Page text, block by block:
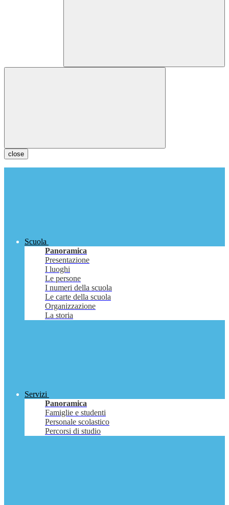
close
Scuola
Panoramica
Presentazione
I luoghi
Le persone
I numeri della scuola
Le carte della scuola
Organizzazione
La storia
Servizi
Panoramica
Famiglie e studenti
Personale scolastico
Percorsi di studio